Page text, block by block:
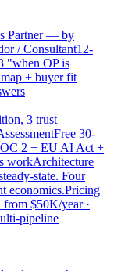
Partner — by
/ Consultant12-
"when OP is
+ buyer fit
3 trust
Free 30-
2 + EU AI Act +
workArchitecture
state. Four
economics.Pricing
from $50K/year ·
pipeline